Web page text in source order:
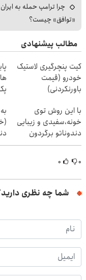
چرا ترامپ حمله به
«توافق» چیست؟
مطالب پیشنهادی
کیت پنچرگیری لاستیک
خودرو (قیمت
باورنکردنی)
با این روش توی
خونه،سفیدی و زیبایی
دندوناتو برگردون
(40%off)
۰ ۰
شما چه نظری